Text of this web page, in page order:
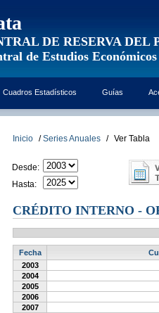
DE RESERVA DEL
de Estudios Económicos
Cuadros Estadísticos Guías
Inicio / Series Anuales / Ver Tabla
Desde:
Hasta:
CRÉDITO INTERNO -
Fecha
2003
2004
2005
2006
2007